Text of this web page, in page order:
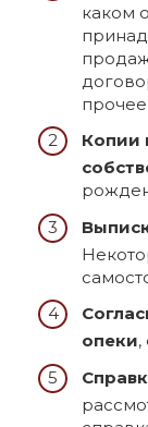
каком
прочее.
Копии
опеки,